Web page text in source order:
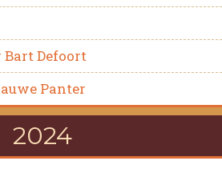
Defoort
Panter
2024